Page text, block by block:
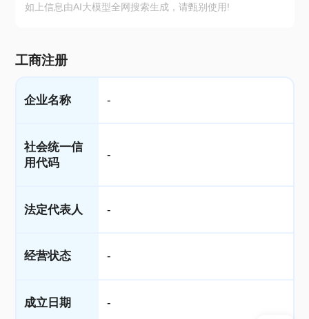
如上信息由AI大模型全网搜索生成，请甄别使用!
工商注册
企业名称 -
社会统一信
用代码
-
法定代表人 -
经营状态 -
成立日期 -